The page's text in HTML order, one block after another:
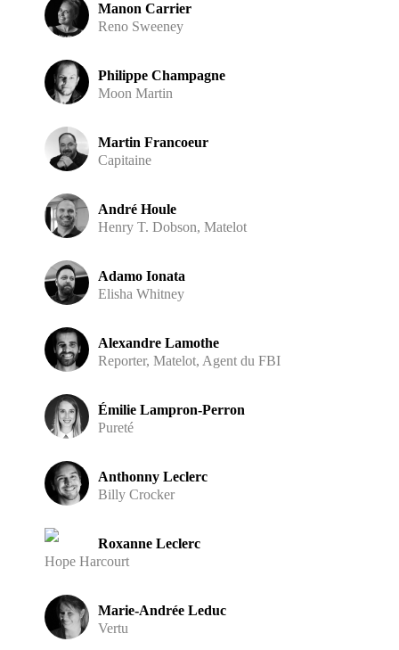
Manon Carrier
Reno Sweeney
Philippe Champagne
Moon Martin
Martin Francoeur
Capitaine
André Houle
Henry T. Dobson, Matelot
Adamo Ionata
Elisha Whitney
Alexandre Lamothe
Reporter, Matelot, Agent du FBI
Émilie Lampron-Perron
Pureté
Anthonny Leclerc
Billy Crocker
Roxanne Leclerc
Hope Harcourt
Marie-Andrée Leduc
Vertu